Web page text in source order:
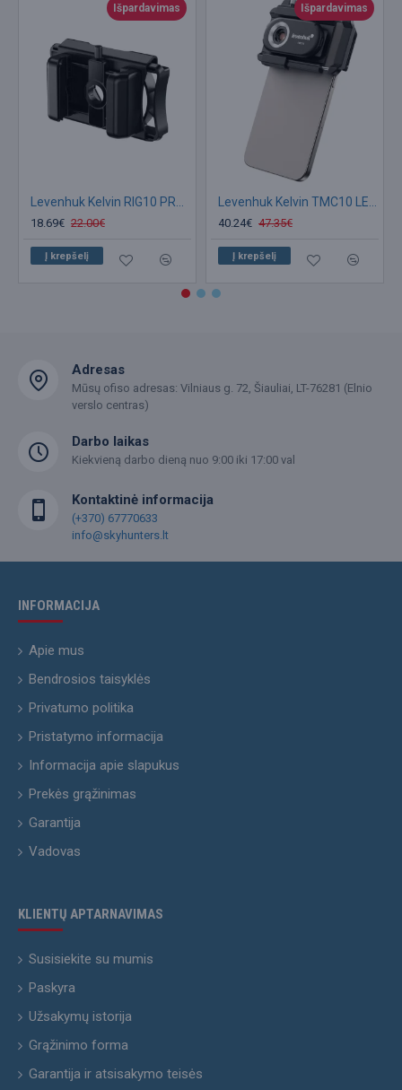
Išpardavimas
18.69€ 22.00€
Į krepšelį
Išpardavimas
40.24€ 47.35€
Į krepšelį
Adresas
Mūsų ofiso adresas: Vilniaus g. 72, Šiauliai, LT-76281 (Elnio
verslo centras)
Darbo laikas
Kiekvieną darbo dieną nuo 9:00 iki 17:00 val
Kontaktinė informacija
(+370) 67770633
info@skyhunters.lt
INFORMACIJA
Apie mus
Bendrosios taisyklės
Privatumo politika
Pristatymo informacija
Informacija apie slapukus
Prekės grąžinimas
Garantija
Vadovas
KLIENTŲ APTARNAVIMAS
Susisiekite su mumis
Paskyra
Užsakymų istorija
Grąžinimo forma
Garantija ir atsisakymo teisės